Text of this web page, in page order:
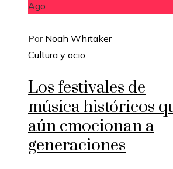
Ago
Por Noah Whitaker
Cultura y ocio
Los festivales de
música históricos
aún emocionan a
generaciones